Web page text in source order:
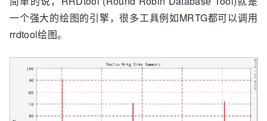
一个强大的绘图的引擎，很多工具例如MRTG都可以调用
rrdtool绘图。